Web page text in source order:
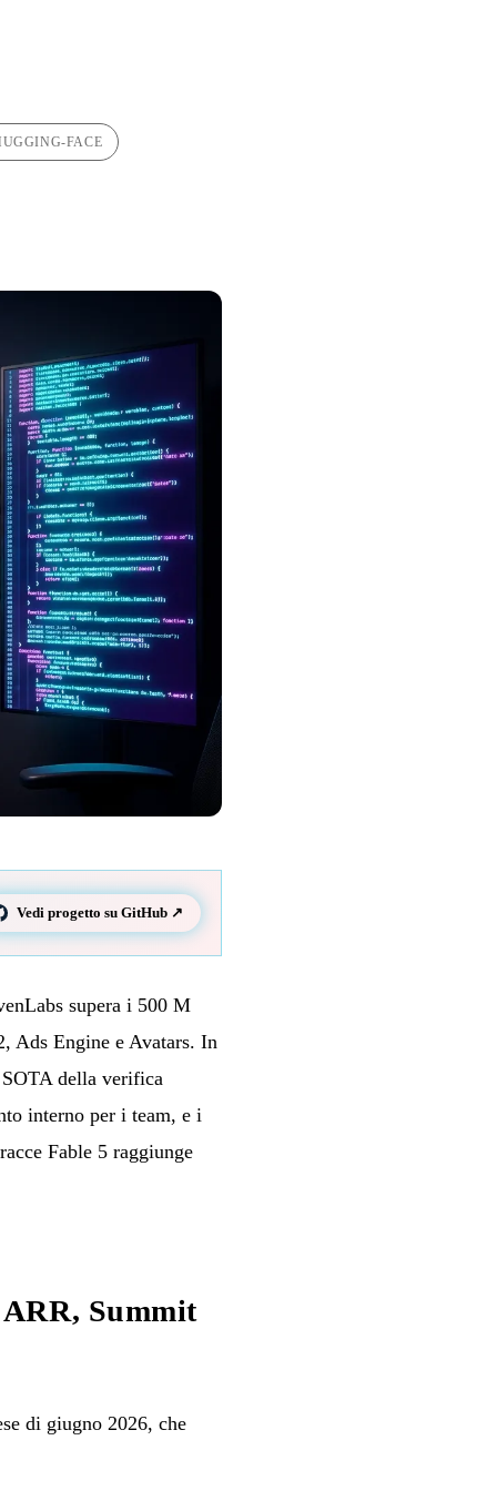
FACE
Vedi progetto su GitHub ↗
supera i 500 M
Ads Engine e Avatars. In
della verifica
interno per i team, e i
Fable 5 raggiunge
Summit
di giugno 2026, che